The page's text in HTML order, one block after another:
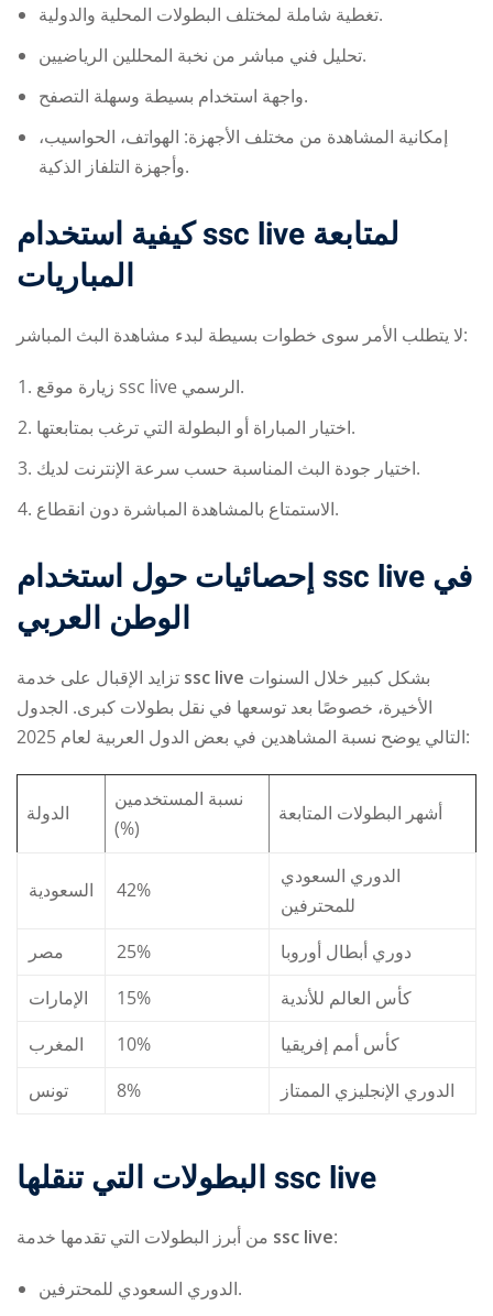
تغطية شاملة لمختلف البطولات المحلية والدولية.
تحليل فني مباشر من نخبة المحللين الرياضيين.
واجهة استخدام بسيطة وسهلة التصفح.
إمكانية المشاهدة من مختلف الأجهزة: الهواتف، الحواسيب،
وأجهزة التلفاز الذكية.
كيفية استخدام ssc live لمتابعة
المباريات
لا يتطلب الأمر سوى خطوات بسيطة لبدء مشاهدة البث المباشر:
ssc live
الرسمي.
اختيار المباراة أو البطولة التي ترغب بمتابعتها.
اختيار جودة البث المناسبة حسب سرعة الإنترنت لديك.
الاستمتاع بالمشاهدة المباشرة دون انقطاع.
إحصائيات حول استخدام ssc live في
الوطن العربي
ssc live
الأخيرة، خصوصًا بعد توسعها في نقل بطولات كبرى. الجدول
التالي يوضح نسبة المشاهدين في بعض الدول العربية لعام 2025:
الدولة
نسبة المستخدمين
(%)
أشهر البطولات المتابعة
السعودية 42%
الدوري السعودي
للمحترفين
مصر
25%
دوري أبطال أوروبا
الإمارات
15%
كأس العالم للأندية
المغرب
10%
كأس أمم إفريقيا
تونس
8% الدوري الإنجليزي الممتاز
البطولات التي تنقلها ssc live
ssc live:
الدوري السعودي للمحترفين.